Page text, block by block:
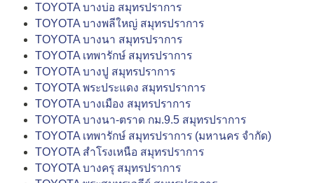
TOYOTA บางบ่อ สมุทรปราการ
TOYOTA บางพลีใหญ่ สมุทรปราการ
TOYOTA บางนา สมุทรปราการ
TOYOTA เทพารักษ์ สมุทรปราการ
TOYOTA บางปู สมุทรปราการ
TOYOTA พระประแดง สมุทรปราการ
TOYOTA บางเมือง สมุทรปราการ
TOYOTA บางนา-ตราด กม.9.5 สมุทรปราการ
TOYOTA เทพารักษ์ สมุทรปราการ (มหานคร จำกัด)
TOYOTA สำโรงเหนือ สมุทรปราการ
TOYOTA บางครุ สมุทรปราการ